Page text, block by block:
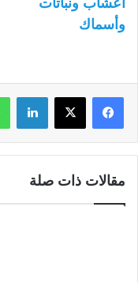
أعشاب ونباتات
وأسماك
لينكدإن
مقالات ذات صلة